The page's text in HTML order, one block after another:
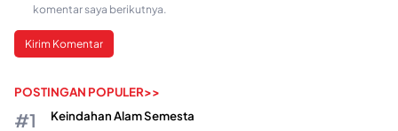
komentar saya berikutnya.
POSTINGAN POPULER>>
Keindahan Alam Semesta